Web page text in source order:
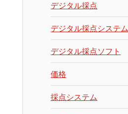
デジタル採点
デジタル採点システム
デジタル採点ソフト
価格
採点システム